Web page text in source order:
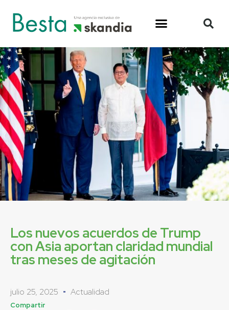
Los nuevos acuerdos de Trump
con Asia aportan claridad mundial
tras meses de agitación
julio 25, 2025 Actualidad
Compartir